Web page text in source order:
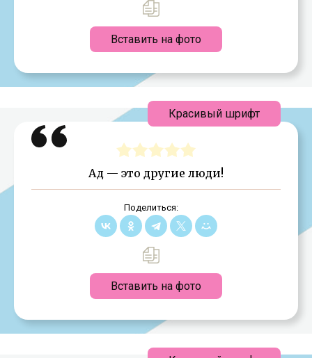
Вставить на фото
Ад — это другие люди!
Поделиться:
Вставить на фото
Красивый шрифт